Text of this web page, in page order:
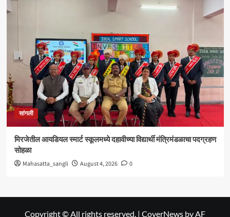
सांगली
मिरजेतील आयडियल स्मार्ट स्कूलमध्ये दहावीच्या विद्यार्थी मंत्रिमंडळाचा पदग्रहण
सोहळा
Mahasatta_sangli August 4, 2026 0
Copyright © All rights reserved. | CoverNews by AF